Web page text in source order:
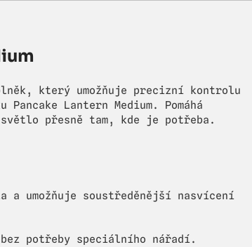
který umožňuje precizní kontrolu
Lantern Medium. Pomáhá
přesně tam, kde je potřeba.
a umožňuje soustředěnější nasvícení
potřeby speciálního nářadí.